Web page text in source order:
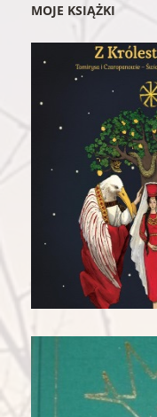
MOJE KSIĄŻKI